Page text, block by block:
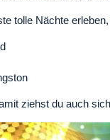
tolle Nächte
ziehst du auch